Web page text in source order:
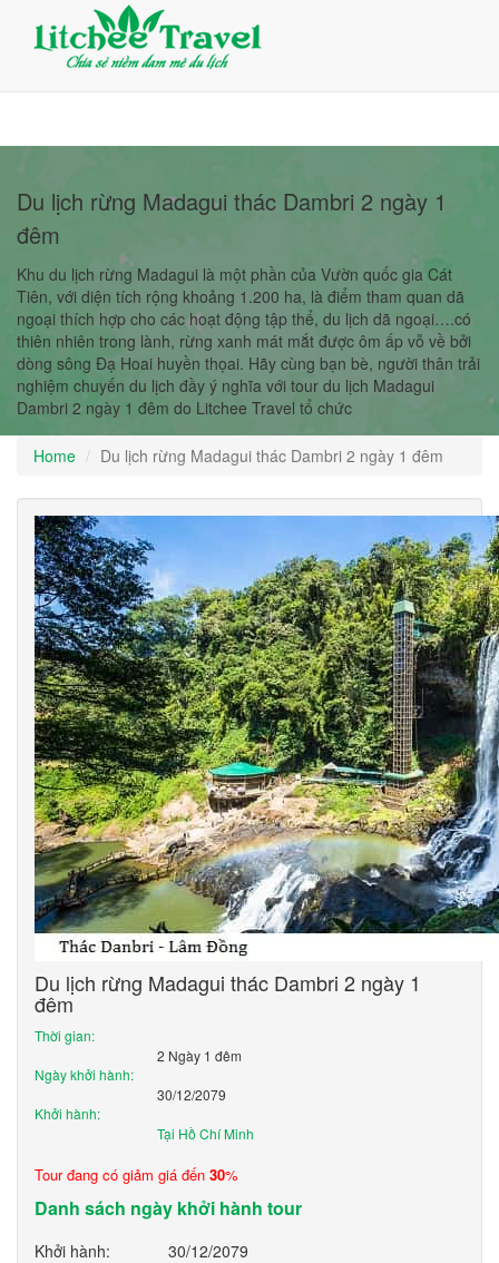
Giỏ Hàng (0)
Đăng nhập
Đăng ký
Du lịch rừng Madagui thác Dambri 2 ngày 1
đêm
Khu du lịch rừng Madagui là một phần của Vườn quốc gia Cát
Tiên, với diện tích rộng khoảng 1.200 ha, là điểm tham quan dã
ngoại thích hợp cho các hoạt động tập thể, du lịch dã ngoại….có
thiên nhiên trong lành, rừng xanh mát mắt được ôm ấp vỗ về bởi
dòng sông Đạ Hoai huyền thọai. Hãy cùng bạn bè, người thân trải
nghiệm chuyến du lịch đầy ý nghĩa với tour du lịch Madagui
Dambri 2 ngày 1 đêm do Litchee Travel tổ chức
Home Du lịch rừng Madagui thác Dambri 2 ngày 1 đêm
Du lịch rừng Madagui thác Dambri 2 ngày 1
đêm
Thời gian:
2 Ngày 1 đêm
Ngày khởi hành:
30/12/2079
Khởi hành:
Tại Hồ Chí Minh
Tour đang có giảm giá đến 30%
Danh sách ngày khởi hành tour
Khởi hành:
30/12/2079